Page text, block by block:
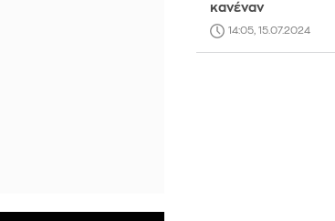
κανέναν
14:05, 15.07.2024